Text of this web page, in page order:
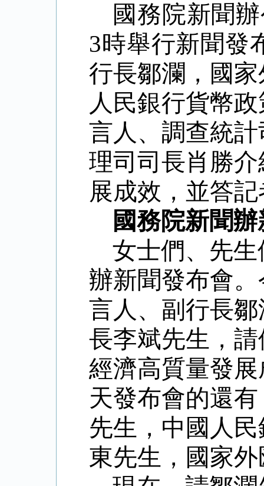
國務院新聞
3時舉行新聞發
行長鄒瀾，國
人民銀行貨幣
言人、調查統
理司司長肖勝
展成效，並答
國務院新聞
女士們、先
辦新聞發布會
言人、副行長
長李斌先生，
經濟高質量發
天發布會的還
先生，中國人
東先生，國家